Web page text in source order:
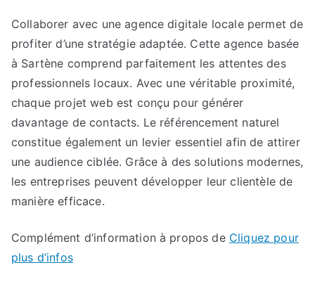
Collaborer avec une agence digitale locale permet de
profiter d’une stratégie adaptée. Cette agence basée
à Sartène comprend parfaitement les attentes des
professionnels locaux. Avec une véritable proximité,
chaque projet web est conçu pour générer
davantage de contacts. Le référencement naturel
constitue également un levier essentiel afin de attirer
une audience ciblée. Grâce à des solutions modernes,
les entreprises peuvent développer leur clientèle de
manière efficace.
Complément d’information à propos de Cliquez pour
plus d’infos